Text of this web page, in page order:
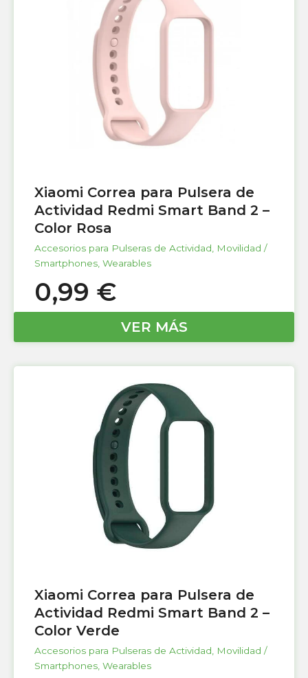
Xiaomi Correa para Pulsera de
Actividad Redmi Smart Band 2 –
Color Rosa
Accesorios para Pulseras de Actividad, Movilidad /
Smartphones, Wearables
0,99 €
VER MÁS
Xiaomi Correa para Pulsera de
Actividad Redmi Smart Band 2 –
Color Verde
Accesorios para Pulseras de Actividad
Movilidad /
Smartphones Wearables